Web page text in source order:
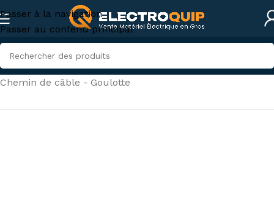
Passer à la navigation
Passer au contenu principal
Accueil/Câbles, fils et conduites/
Chemin de câble - Goulotte